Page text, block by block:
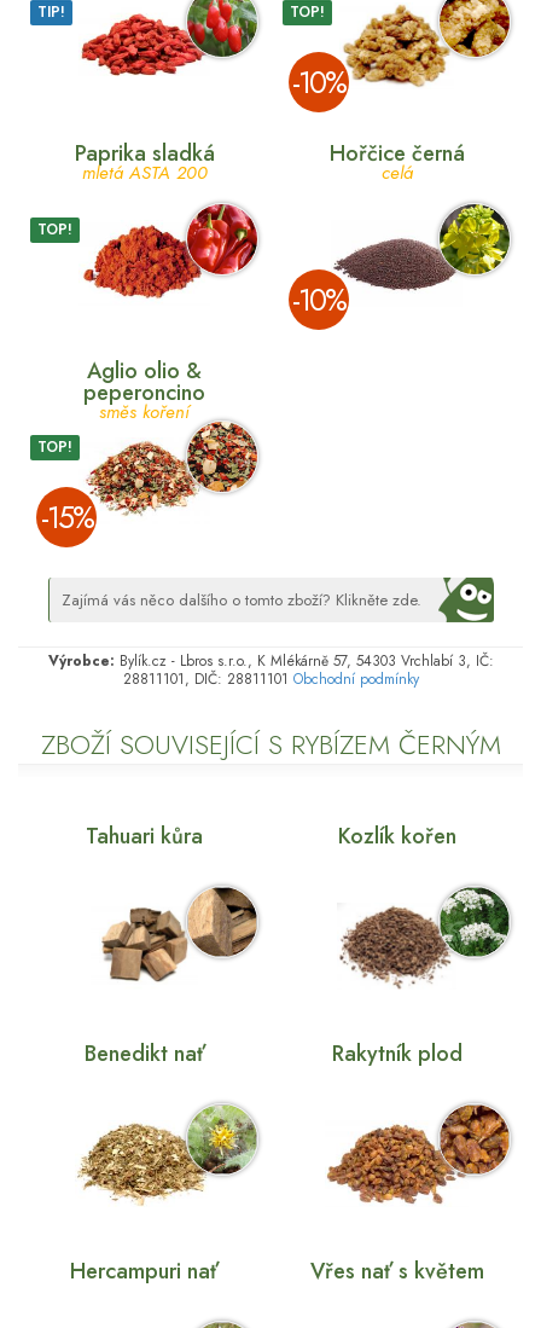
TIP! TOP!
­-10%
Paprika sladká
mletá ASTA 200
TOP!
Hořčice černá
celá
­-10%
Aglio olio &
peperoncino
směs koření
TOP!
­-15%
Zajímá vás něco dalšího o tomto zboží? Klikněte zde.
Výrobce: Bylík.cz - Lbros s.r.o., K Mlékárně 57, 54303 Vrchlabí 3, IČ:
28811101, DIČ: 28811101 Obchodní podmínky
ZBOŽÍ SOUVISEJÍCÍ S RYBÍZEM ČERNÝM
Tahuari kůra Kozlík kořen
Benedikt nať Rakytník plod
Hercampuri nať Vřes nať s květem